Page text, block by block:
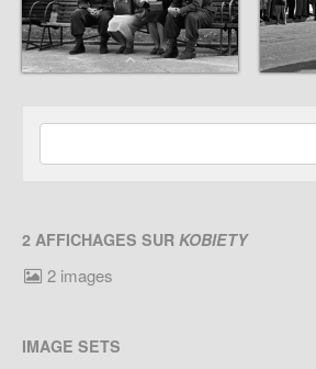
2 AFFICHAGES SUR KOBIETY
2 images
IMAGE SETS